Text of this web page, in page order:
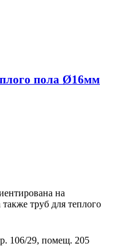
пола Ø16мм
на
труб для теплого
106/29, помещ. 205